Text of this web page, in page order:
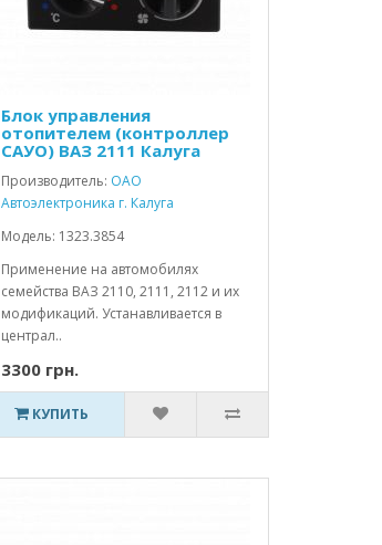
Блок управления
отопителем (контроллер
САУО) ВАЗ 2111 Калуга
Производитель: ОАО
Автоэлектроника г. Калуга
Модель: 1323.3854
Применение на автомобилях
семейства ВАЗ 2110, 2111, 2112 и их
модификаций. Устанавливается в
централ..
3300 грн.
КУПИТЬ